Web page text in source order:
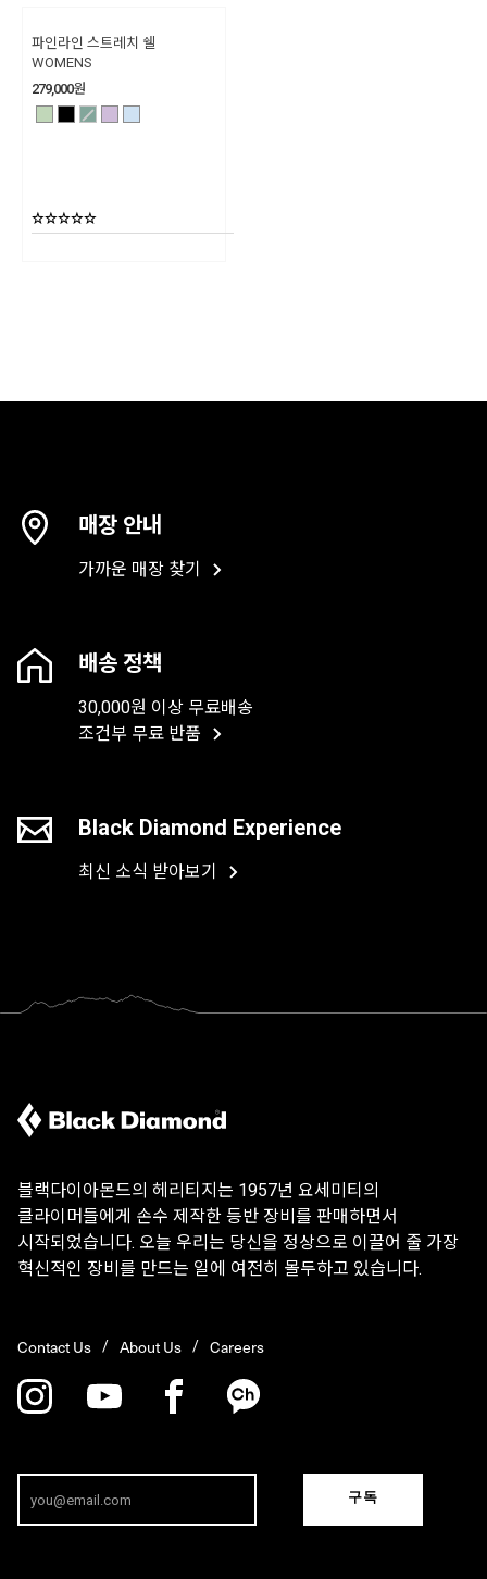
파인라인 스트레치 쉘
WOMENS
279,000원
매장 안내
가까운 매장 찾기
배송 정책
30,000원 이상 무료배송
조건부 무료 반품
Black Diamond Experience
최신 소식 받아보기
블랙다이아몬드의 헤리티지는 1957년 요세미티의
클라이머들에게 손수 제작한 등반 장비를 판매하면서
시작되었습니다. 오늘 우리는 당신을 정상으로 이끌어 줄 가장
혁신적인 장비를 만드는 일에 여전히 몰두하고 있습니다.
Contact Us About Us Careers
구독